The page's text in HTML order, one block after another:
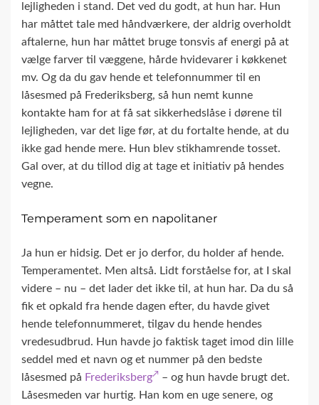
lejligheden i stand. Det ved du godt, at hun har. Hun
har måttet tale med håndværkere, der aldrig overholdt
aftalerne, hun har måttet bruge tonsvis af energi på at
vælge farver til væggene, hårde hvidevarer i køkkenet
mv. Og da du gav hende et telefonnummer til en
låsesmed på Frederiksberg, så hun nemt kunne
kontakte ham for at få sat sikkerhedslåse i dørene til
lejligheden, var det lige før, at du fortalte hende, at du
ikke gad hende mere. Hun blev stikhamrende tosset.
Gal over, at du tillod dig at tage et initiativ på hendes
vegne.
Temperament som en napolitaner
Ja hun er hidsig. Det er jo derfor, du holder af hende.
Temperamentet. Men altså. Lidt forståelse for, at I skal
videre – nu – det lader det ikke til, at hun har. Da du så
fik et opkald fra hende dagen efter, du havde givet
hende telefonnummeret, tilgav du hende hendes
vredesudbrud. Hun havde jo faktisk taget imod din lille
seddel med et navn og et nummer på den bedste
låsesmed på Frederiksberg
– og hun havde brugt det.
Låsesmeden var hurtig. Han kom en uge senere, og